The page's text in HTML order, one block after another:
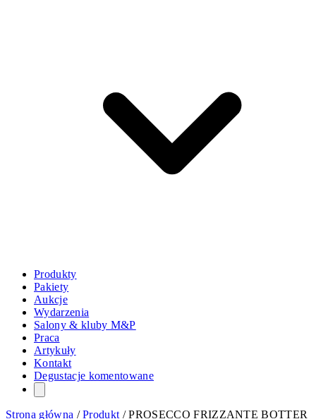
Produkty
Pakiety
Aukcje
Wydarzenia
Salony & kluby M&P
Praca
Artykuły
Kontakt
Degustacje komentowane
Strona główna /Produkt /PROSECCO FRIZZANTE BOTTER